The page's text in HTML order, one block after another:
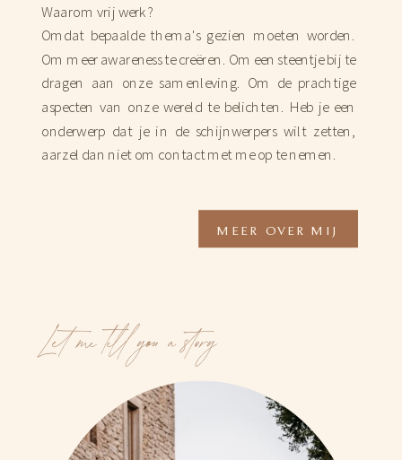
MEER OVER MIJ
Waarom vrij werk?
Omdat bepaalde thema's gezien moeten worden.
Om meer awareness te creëren. Om een steentje bij te
dragen aan onze samenleving. Om de prachtige
aspecten van onze wereld te belichten. Heb je een
onderwerp dat je in de schijnwerpers wilt zetten,
aarzel dan niet om contact met me op te nemen.
Let me tell you a story